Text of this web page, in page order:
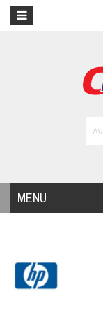
MENU